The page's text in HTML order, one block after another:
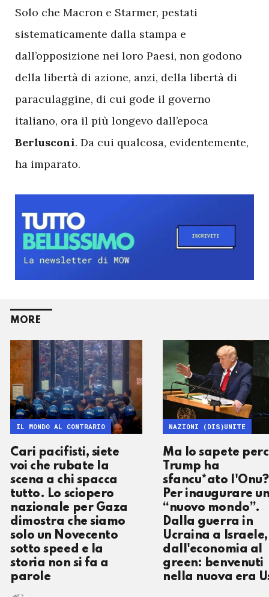
Solo che Macron e Starmer, pestati
sistematicamente dalla stampa e
dall’opposizione nei loro Paesi, non godono
della libertà di azione, anzi, della libertà di
paraculaggine, di cui gode il governo
italiano, ora il più longevo dall’epoca
Berlusconi. Da cui qualcosa, evidentemente,
ha imparato.
MORE
Cari pacifisti, siete
voi che rubate la
scena a chi spacca
tutto. Lo sciopero
nazionale per Gaza
dimostra che siamo
solo un Novecento
sotto speed e la
storia non si fa a
parole
IL MONDO AL CONTRARIO
Ma lo sapete
Trump ha
sfancu*ato l'Onu?
Per inaugurare
“nuovo mondo”.
Dalla guerra in
Ucraina a Israele,
dall'economia al
green: benvenuti
nella nuova era
NAZIONI (DIS)UNITE